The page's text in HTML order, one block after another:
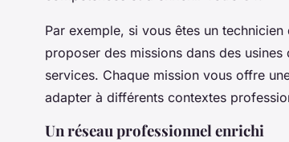
Par exemple, si vous êtes un
proposer des missions dans des
services. Chaque mission vous offre
adapter à différents contextes
Un réseau professionnel enrichi